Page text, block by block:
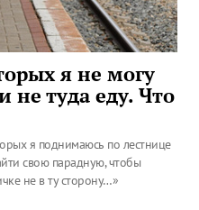
я не могу
не туда еду. Что
я поднимаюсь по лестнице
свою парадную, чтобы
не в ту сторону…»